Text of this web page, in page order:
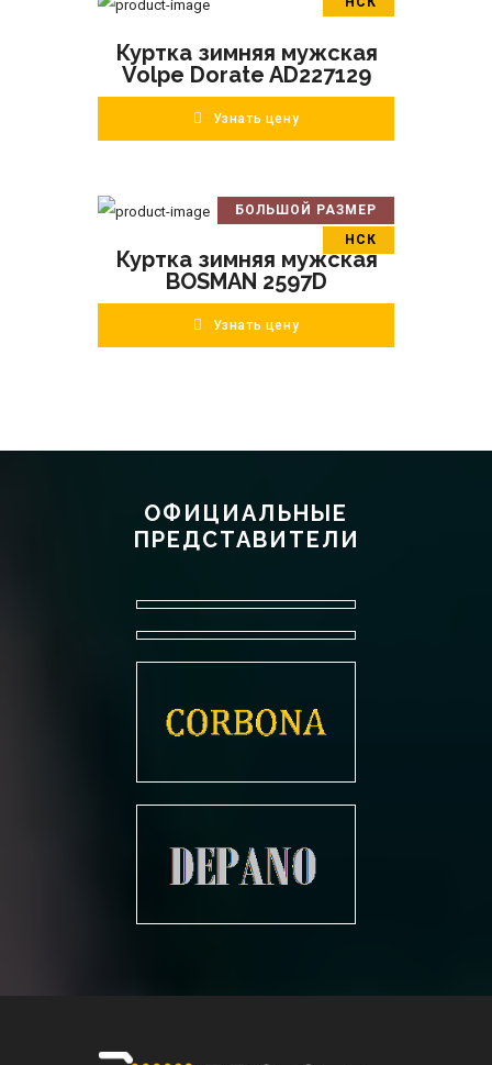
ПОДРОБНЕЕ
Куртка зимняя мужская
Volpe Dorate AD227129
Узнать цену
БОЛЬШОЙ РАЗМЕР
НСК
ПОДРОБНЕЕ
В корзину
Куртка зимняя мужская
BOSMAN 2597D
Узнать цену
ОФИЦИАЛЬНЫЕ
ПРЕДСТАВИТЕЛИ